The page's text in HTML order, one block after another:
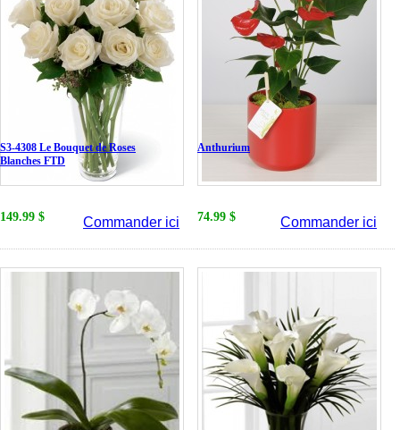
S3-4308 Le Bouquet de Roses
Blanches FTD
149.99 $ Commander ici
Anthurium
74.99 $ Commander ici